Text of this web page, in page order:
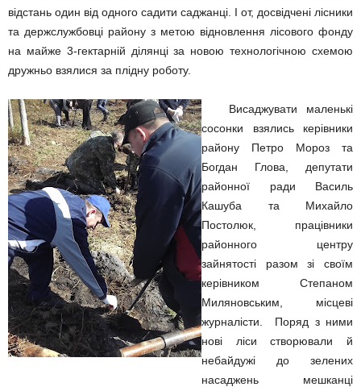
відстань один від одного садити саджанці. І от, досвідчені лісники
та держслужбовці району з метою відновлення лісового фонду
на майже 3-гектарній ділянці за новою технологічною схемою
дружньо взялися за плідну роботу.
Висаджувати маленькі
сосонки взялись керівники
району Петро Мороз та
Богдан Глова, депутати
районної ради Василь
Кашуба та Михайло
Постолюк, працівники
районного центру
зайнятості разом зі своїм
керівником Степаном
Миляновським, місцеві
журналісти. Поряд з ними
нові ліси створювали й
небайдужі до зелених
насаджень мешканці